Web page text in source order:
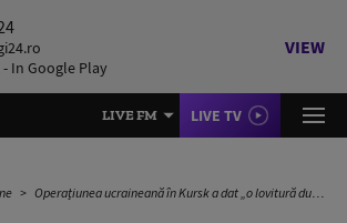
- In Google Play
VIEW
LIVE FM LIVE TV
Operațiunea ucraineană în Kursk a dat „o lovitură dură” propagandei lui Putin, spune Borrell